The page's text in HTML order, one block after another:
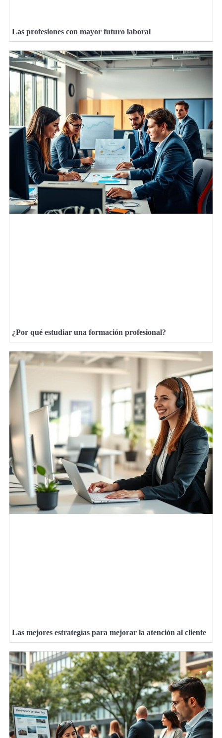
Las profesiones con mayor futuro laboral
¿Por qué estudiar una formación profesional?
Las mejores estrategias para mejorar la atención al cliente